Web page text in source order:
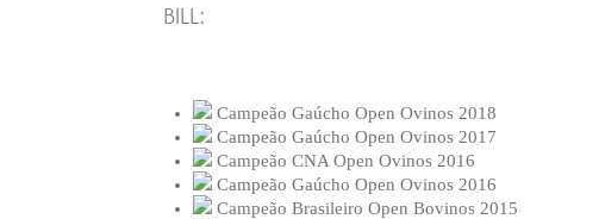
BILL:
Campeão Gaúcho Open Ovinos 2018
Campeão Gaúcho Open Ovinos 2017
Campeão CNA Open Ovinos 2016
Campeão Gaúcho Open Ovinos 2016
Campeão Brasileiro Open Bovinos 2015